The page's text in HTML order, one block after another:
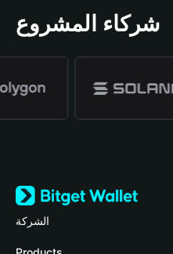
شركاء المشروع
الشركة